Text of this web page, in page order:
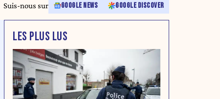
Suis-nous sur GOOGLE NEWS GOOGLE DISCOVER
LES PLUS LUS